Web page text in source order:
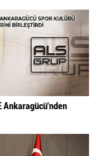
Ankaragücü'nden